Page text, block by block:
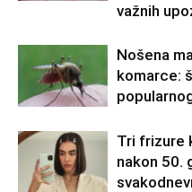
važnih
Nošena
komarce:
Tri frizure
nakon 50.